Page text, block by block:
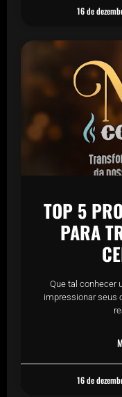
16 de
TOP 5
PARA
Que tal conhecer
impressionar seus
16 de